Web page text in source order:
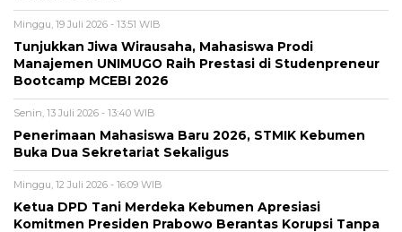
Minggu, 19 Juli 2026 - 13:51 WIB
Tunjukkan Jiwa Wirausaha, Mahasiswa Prodi
Manajemen UNIMUGO Raih Prestasi di Studenpreneur
Bootcamp MCEBI 2026
Senin, 13 Juli 2026 - 13:40 WIB
Penerimaan Mahasiswa Baru 2026, STMIK Kebumen
Buka Dua Sekretariat Sekaligus
Minggu, 12 Juli 2026 - 16:09 WIB
Ketua DPD Tani Merdeka Kebumen Apresiasi
Komitmen Presiden Prabowo Berantas Korupsi Tanpa